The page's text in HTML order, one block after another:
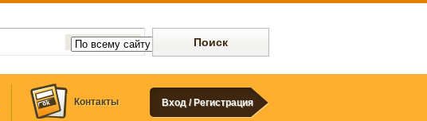
Контакты Вход / Регистрация